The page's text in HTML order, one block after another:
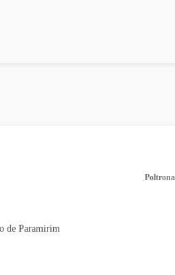
de Paramirim
Poltrona